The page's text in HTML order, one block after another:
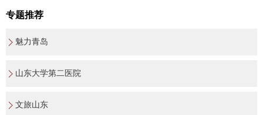
专题推荐
魅力青岛
山东大学第二医院
文旅山东